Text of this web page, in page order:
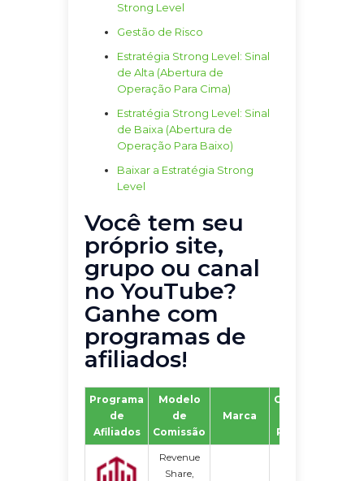
Strong Level
Gestão de Risco
Estratégia Strong Level: Sinal
de Alta (Abertura de
Operação Para Cima)
Estratégia Strong Level: Sinal
de Baixa (Abertura de
Operação Para Baixo)
Baixar a Estratégia Strong
Level
Você tem seu
próprio site,
grupo ou canal
no YouTube?
Ganhe com
programas de
afiliados!
Programa
de
Afiliados
Modelo
de
Comissão
Marca
Cronograma
Pagamento
Revenue
Share,